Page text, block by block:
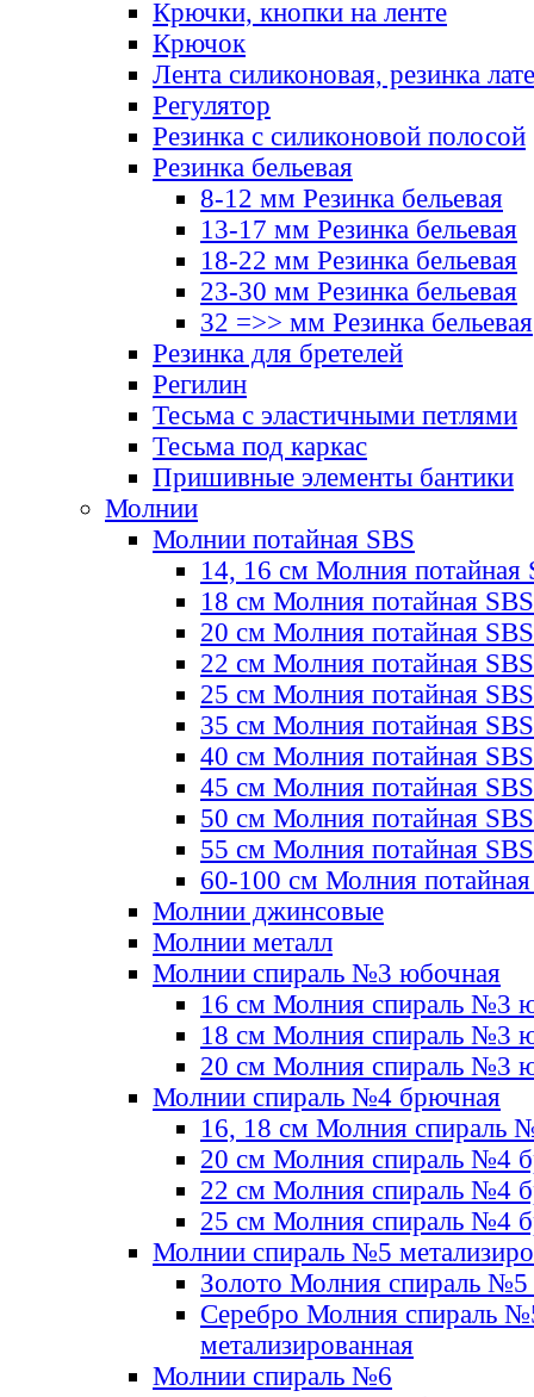
Крючки, кнопки на ленте
Крючок
Лента силиконовая, резинка
Регулятор
Резинка с силиконовой полосой
Резинка бельевая
8-12 мм Резинка бельевая
13-17 мм Резинка бельевая
18-22 мм Резинка бельевая
23-30 мм Резинка бельевая
32 =>> мм Резинка бельевая
Резинка для бретелей
Регилин
Тесьма с эластичными петлями
Тесьма под каркас
Пришивные элементы бантики
Молнии
Молнии потайная SBS
14, 16 см Молния потайная
18 см Молния потайная SBS
20 см Молния потайная SBS
22 см Молния потайная SBS
25 см Молния потайная SBS
35 см Молния потайная SBS
40 см Молния потайная SBS
45 см Молния потайная SBS
50 см Молния потайная SBS
55 см Молния потайная SBS
60-100 см Молния
Молнии джинсовые
Молнии металл
Молнии спираль №3 юбочная
16 см Молния спираль №3
18 см Молния спираль №3
20 см Молния спираль №3
Молнии спираль №4 брючная
16, 18 см Молния спираль
20 см Молния спираль №4
22 см Молния спираль №4
25 см Молния спираль №4
Молнии спираль №5
Золото Молния спираль №5
Серебро Молния спираль
метализированная
Молнии спираль №6